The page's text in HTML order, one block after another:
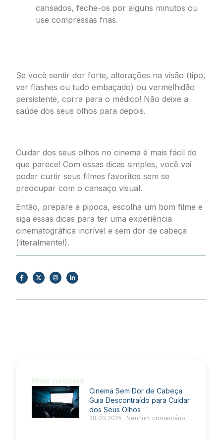
cansados, feche-os por alguns minutos ou
use compressas frias.
Se você sentir dor forte, alterações na visão (tipo,
ver flashes ou tudo embaçado) ou vermelhidão
persistente, corra para o médico! Não deixe a
saúde dos seus olhos para depois.
Cuidar dos seus olhos no cinema é mais fácil do
que parece! Com essas dicas simples, você vai
poder curtir seus filmes favoritos sem se
preocupar com o cansaço visual.
Então, prepare a pipoca, escolha um bom filme e
siga essas dicas para ter uma experiência
cinematográfica incrível e sem dor de cabeça
(literalmente!).
Mais notícias
Cinema Sem Dor de Cabeça:
Guia Descontraído para Cuidar
dos Seus Olhos
28.03.2025 Nenhum comentário